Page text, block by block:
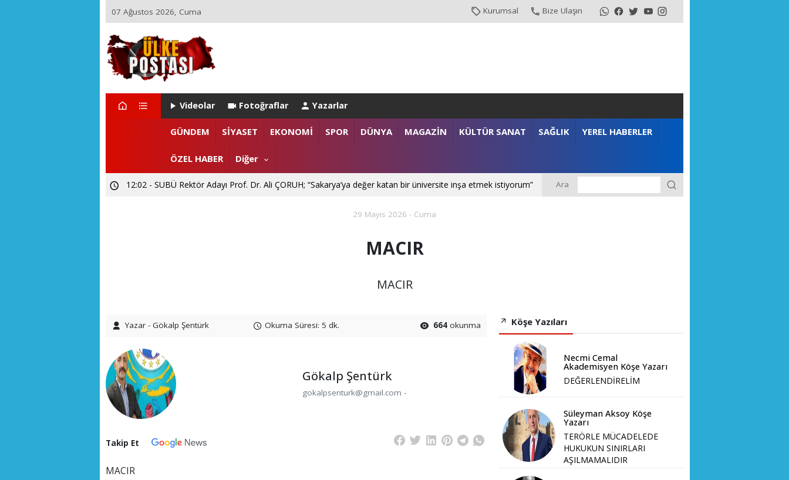
07 Ağustos 2026, Cuma Kurumsal Bize Ulaşın
Videolar Fotoğraflar Yazarlar
GÜNDEM SİYASET EKONOMİ SPOR DÜNYA MAGAZİN KÜLTÜR SANAT SAĞLIK YEREL HABERLER
ÖZEL HABER Diğer
12:02 - SUBÜ Rektör Adayı Prof. Dr. Ali ÇORUH; “Sakarya’ya değer katan bir üniversite inşa etmek istiyorum” Ara
29 Mayıs 2026 - Cuma
MACIR
MACIR
Yazar - Gökalp Şentürk Okuma Süresi: 5 dk. 664 okunma
Gökalp Şentürk
gokalpsenturk@gmail.com -
Takip Et
MACIR
Köşe Yazıları
Necmi Cemal
Akademisyen Köşe Yazarı
DEĞERLENDİRELİM
Süleyman Aksoy Köşe
Yazarı
TERÖRLE MÜCADELEDE
HUKUKUN SINIRLARI
AŞILMAMALIDIR